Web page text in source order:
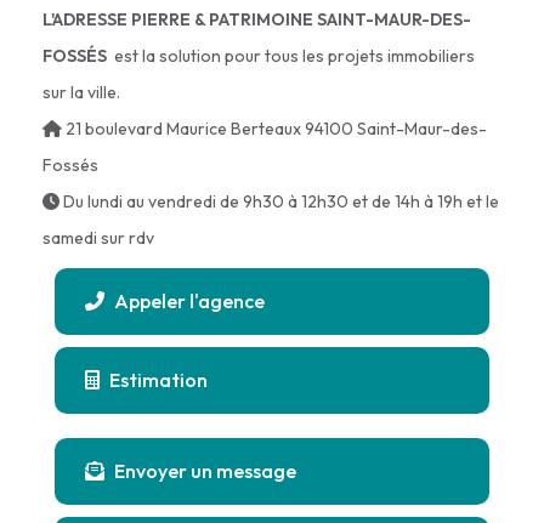
L'ADRESSE PIERRE & PATRIMOINE SAINT-MAUR-DES-
FOSSÉS est la solution pour tous les projets immobiliers
sur la ville.
21 boulevard Maurice Berteaux 94100 Saint-Maur-des-
Fossés
Du lundi au vendredi de 9h30 à 12h30 et de 14h à 19h et le
samedi sur rdv
Appeler l'agence
Estimation
Envoyer un message